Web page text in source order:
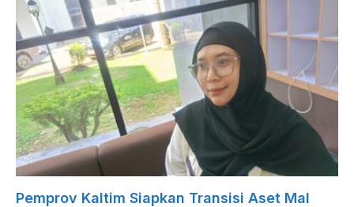
Pemprov Kaltim Siapkan Transisi Aset Mal